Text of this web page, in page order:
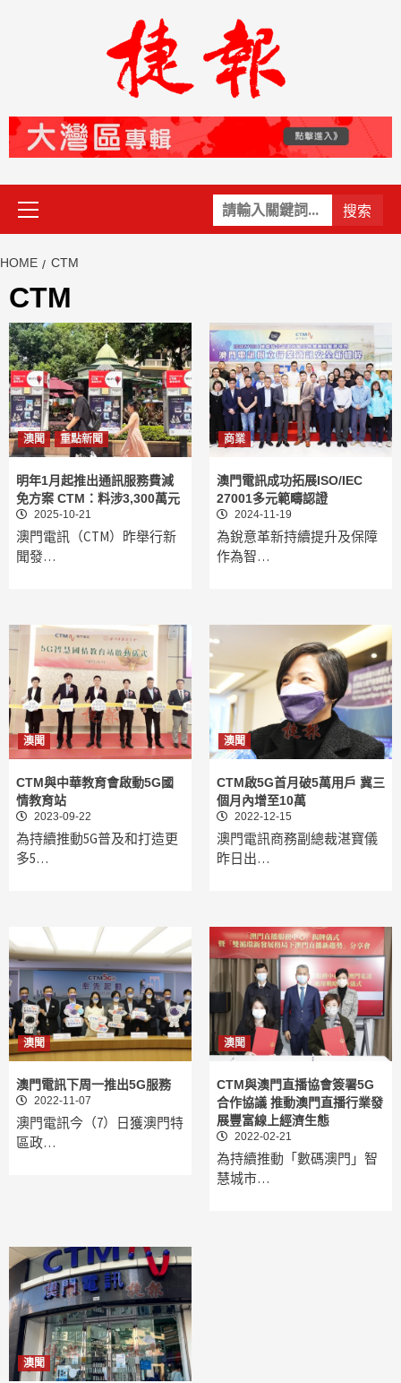
關
鍵
Primary
Menu
HOME CTM
CTM
澳聞 重點新聞
明年1月起推出通訊服務費減
免方案 CTM：料涉3,300萬元
2025-10-21
澳門電訊（CTM）昨舉行新
聞發…
商業
澳門電訊成功拓展ISO/IEC
27001多元範疇認證
2024-11-19
為銳意革新持續提升及保障
作為智…
澳聞
CTM與中華教育會啟動5G國
情教育站
2023-09-22
為持續推動5G普及和打造更
多5…
澳聞
CTM啟5G首月破5萬用戶 冀三
個月內增至10萬
2022-12-15
澳門電訊商務副總裁湛寶儀
昨日出…
澳聞
澳門電訊下周一推出5G服務
2022-11-07
澳門電訊今（7）日獲澳門特
區政…
澳聞
CTM與澳門直播協會簽署5G
合作協議 推動澳門直播行業發
展豐富線上經濟生態
2022-02-21
為持續推動「數碼澳門」智
慧城市…
澳聞